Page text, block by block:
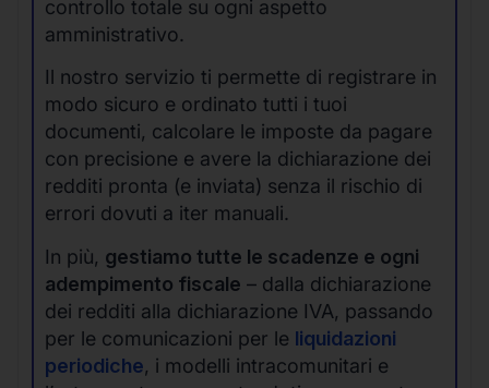
controllo totale su ogni aspetto
amministrativo.
Il nostro servizio ti permette di registrare in
modo sicuro e ordinato tutti i tuoi
documenti, calcolare le imposte da pagare
con precisione e avere la dichiarazione dei
redditi pronta (e inviata) senza il rischio di
errori dovuti a iter manuali.
In più, gestiamo tutte le scadenze e ogni
adempimento fiscale – dalla dichiarazione
dei redditi alla dichiarazione IVA, passando
per le comunicazioni per le liquidazioni
periodiche, i modelli intracomunitari e